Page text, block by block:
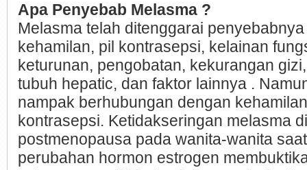
Apa Penyebab Melasma ?
Melasma telah ditenggarai
kehamilan, pil kontrasepsi, kelainan
keturunan, pengobatan, kekurangan
tubuh hepatic, dan faktor lainnya .
nampak berhubungan dengan
kontrasepsi. Ketidakseringan melasma
postmenopausa pada wanita-wanita
perubahan hormon estrogen